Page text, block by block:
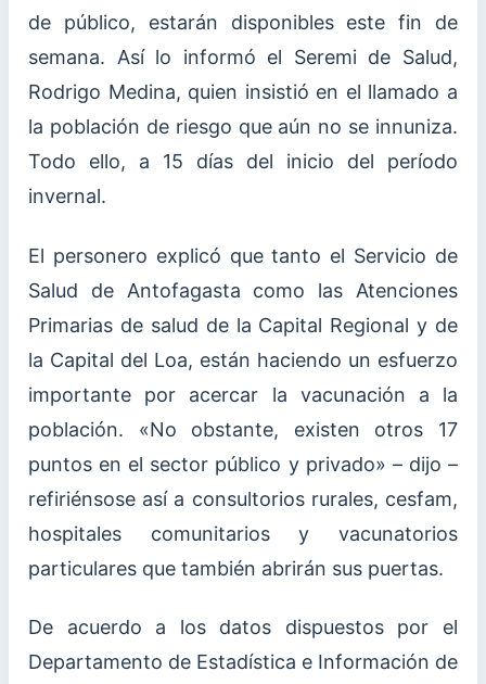
de público, estarán disponibles este fin de
semana. Así lo informó el Seremi de Salud,
Rodrigo Medina, quien insistió en el llamado a
la población de riesgo que aún no se innuniza.
Todo ello, a 15 días del inicio del período
invernal.
El personero explicó que tanto el Servicio de
Salud de Antofagasta como las Atenciones
Primarias de salud de la Capital Regional y de
la Capital del Loa, están haciendo un esfuerzo
importante por acercar la vacunación a la
población. «No obstante, existen otros 17
puntos en el sector público y privado» – dijo –
refiriénsose así a consultorios rurales, cesfam,
hospitales comunitarios y vacunatorios
particulares que también abrirán sus puertas.
De acuerdo a los datos dispuestos por el
Departamento de Estadística e Información de